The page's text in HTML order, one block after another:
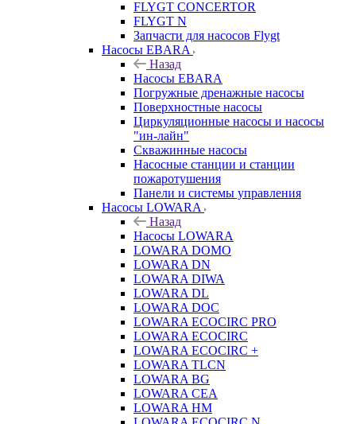
FLYGT CONCERTOR
FLYGT N
Запчасти для насосов Flygt
Насосы EBARA
Назад
Насосы EBARA
Погружные дренажные насосы
Поверхностные насосы
Циркуляционные насосы и насосы
"ин-лайн"
Скважинные насосы
Насосные станции и станции
пожаротушения
Панели и системы управления
Насосы LOWARA
Назад
Насосы LOWARA
LOWARA DOMO
LOWARA DN
LOWARA DIWA
LOWARA DL
LOWARA DOC
LOWARA ECOCIRC PRO
LOWARA ECOCIRC
LOWARA ECOCIRC +
LOWARA TLCN
LOWARA BG
LOWARA CEA
LOWARA HM